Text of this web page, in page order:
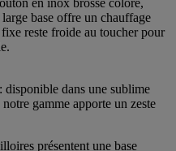
en inox brossé coloré,
base offre un chauffage
reste froide au toucher pour
disponible dans une sublime
gamme apporte un zeste
présentent une base